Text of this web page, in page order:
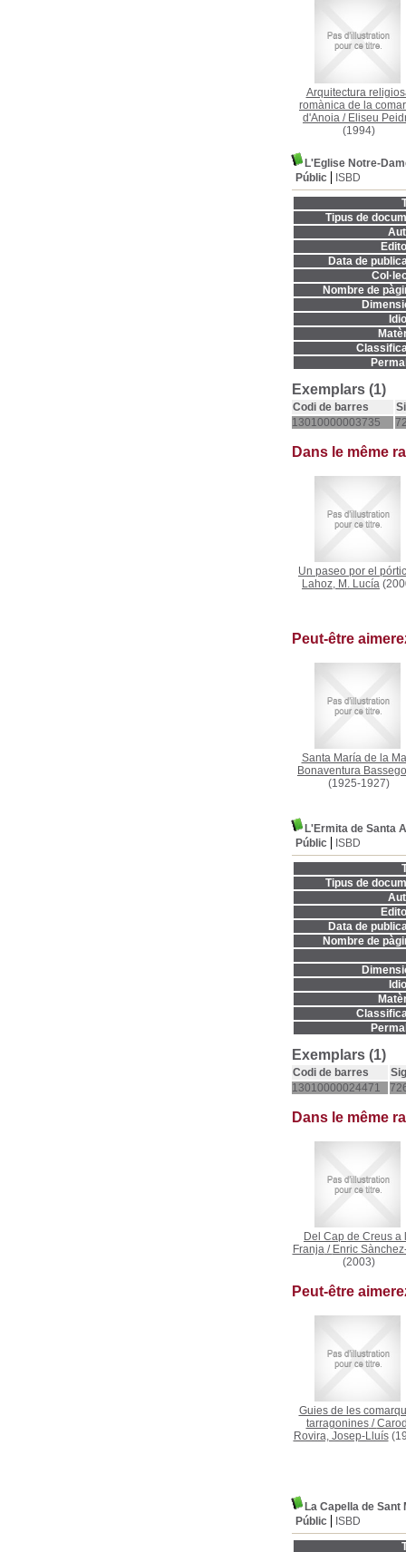
Arquitectura
romànica de la
d'Anoia / Eliseu
(1994)
L'Eglise Notre-
Públic
ISBD
Tipus de
Data de
Nombre de
Exemplars (1)
Codi de barres
13010000003735
Dans le même
Un paseo por el
Lahoz, M. Lucía
Peut-être
Santa María de la
Bonaventura
(1925-1927)
L'Ermita de Santa
Públic
ISBD
Tipus de
Data de
Nombre de
Exemplars (1)
Codi de barres
13010000024471
Dans le même
Del Cap de Creus a
Franja/ Enric
(2003)
Peut-être
Guies de les
tarragonines/
Rovira, Josep-Lluís
La Capella de Sant
Públic
ISBD